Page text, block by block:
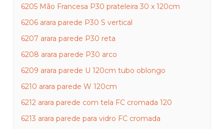
6205 Mão Francesa P30 prateleira 30 x 120cm
6206 arara parede P30 S vertical
6207 arara parede P30 reta
6208 arara parede P30 arco
6209 arara parede U 120cm tubo oblongo
6210 arara parede W 120cm
6212 arara parede com tela FC cromada 120
6213 arara parede para vidro FC cromada